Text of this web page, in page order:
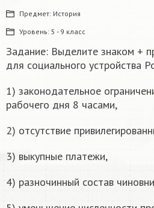
Предмет: История
Уровень: 5 - 9 класс
Задание: Выделите знаком +
для социального устройства
1) законодательное
рабочего дня 8 часами,
2) отсутствие
3) выкупные платежи,
4) разночинный состав